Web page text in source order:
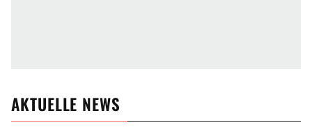
AKTUELLE NEWS